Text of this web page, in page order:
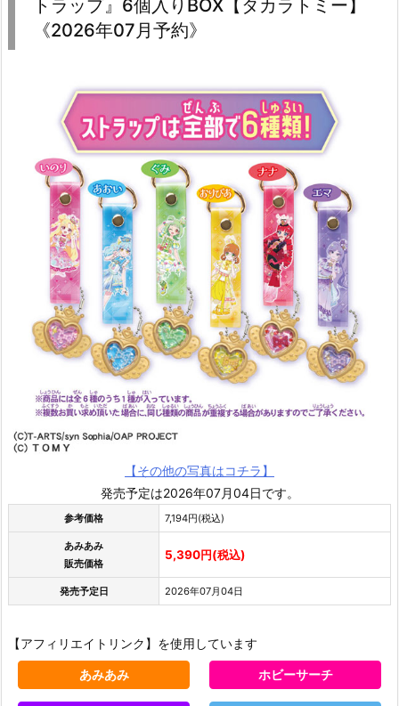
トラップ』6個入りBOX【タカラトミー】
《2026年07月予約》
【その他の写真はコチラ】
発売予定は2026年07月04日です。
参考価格 7,194円(税込)
あみあみ
販売価格
5,390円(税込)
発売予定日 2026年07月04日
【アフィリエイトリンク】を使用しています
あみあみ ホビーサーチ